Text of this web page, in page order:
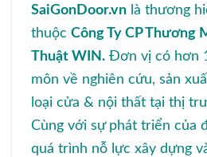
SaiGonDoor.vn là thương
thuộc Công Ty CP Thương
Thuật WIN. Đơn vị có hơn
môn về nghiên cứu, sản
loại cửa & nội thất tại thị
Cùng với sự phát triển của
quá trình nỗ lực xây dựng